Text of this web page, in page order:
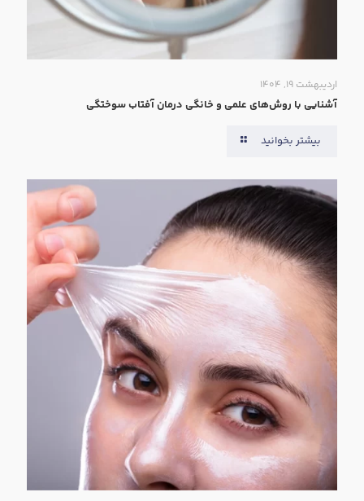
اردیبهشت ۱۹, ۱۴۰۴
آشنایی با روش‌های علمی و خانگی درمان آفتاب سوختگی
بیشتر بخوانید